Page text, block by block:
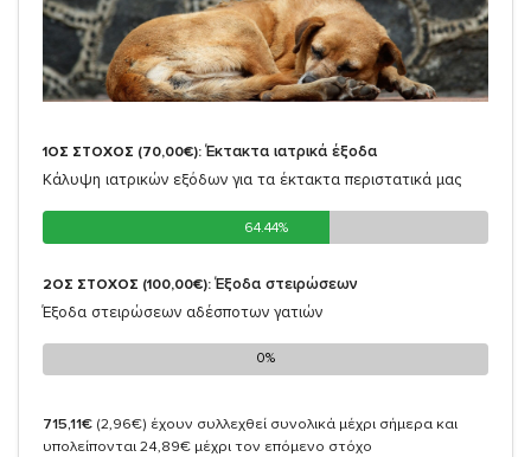
1ΟΣ ΣΤΟΧΟΣ (70,00€): Έκτακτα ιατρικά έξοδα
Κάλυψη ιατρικών εξόδων για τα έκτακτα περιστατικά μας
64.44%
64.44%
2ΟΣ ΣΤΟΧΟΣ (100,00€): Έξοδα στειρώσεων
Έξοδα στειρώσεων αδέσποτων γατιών
0%
0%
715,11€ (2,96€) έχουν συλλεχθεί συνολικά μέχρι σήμερα και
υπολείπονται 24,89€ μέχρι τον επόμενο στόχο